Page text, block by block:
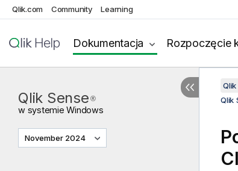
Qlik.com Community Learning
Dokumentacja Rozpoczęcie
Qlik Sense ®
w systemieWindows
November 2024
Qlik